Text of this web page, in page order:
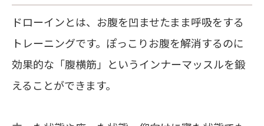
ドローインとは、お腹を凹ませたまま呼吸をする
トレーニングです。ぽっこりお腹を解消するのに
効果的な「腹横筋」というインナーマッスルを鍛
えることができます。